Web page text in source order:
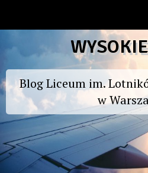
to
Blog Liceum im.
w